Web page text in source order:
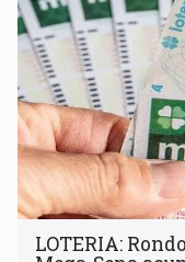
LOTERIA: